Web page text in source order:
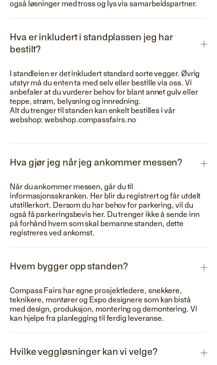
også løsninger med tross og lys via samarbeidspartner.
Hva er inkludert i standplassen jeg har
bestilt?
I standleien er det inkludert standard sorte vegger. Øvrig
utstyr må du enten ta med selv eller bestille via oss. Vi
anbefaler at du vurderer behov for blant annet gulv eller
teppe, strøm, belysning og innredning.
Alt du trenger til standen kan enkelt bestilles i vår
webshop: webshop.compassfairs.no
Hva gjør jeg når jeg ankommer messen?
Når du ankommer messen, går du til
informasjonsskranken. Her blir du registrert og får utdelt
utstillerkort. Dersom du har behov for parkering, vil du
også få parkeringsbevis her. Du trenger ikke å sende inn
på forhånd hvem som skal bemanne standen, dette
registreres ved ankomst.
Hvem bygger opp standen?
Compass Fairs har egne prosjektledere, snekkere,
teknikere, montører og Expo designere som kan bistå
med design, produksjon, montering og demontering. Vi
kan hjelpe fra planlegging til ferdig leveranse.
Hvilke veggløsninger kan vi velge?